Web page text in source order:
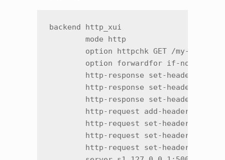
backend http_xui
        mode http
option httpchk GET /my-secret-
        option forwardfor if-none
http-response set-header X-
http-response set-header X-
http-response set-header X-
http-request add-header X-
http-request set-header Host
http-request set-header X-
http-request set-header X-